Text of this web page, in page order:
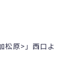
松原>」西口よ